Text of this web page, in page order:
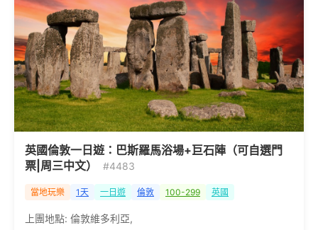
英國倫敦一日遊：巴斯羅馬浴場+巨石陣（可自選門
票|周三中文）
#4483
當地玩樂 1天 一日遊 倫敦 100-299 英國
上團地點: 倫敦維多利亞,